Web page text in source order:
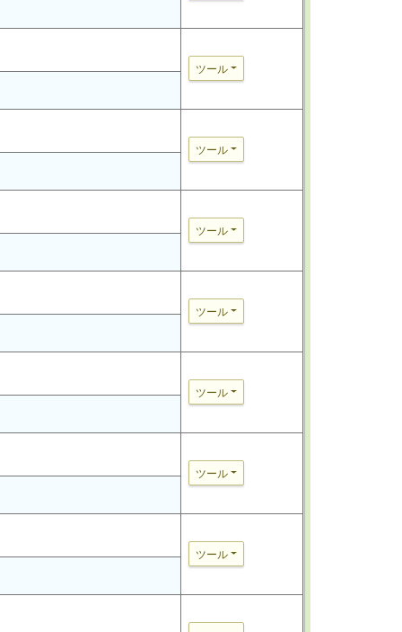
ツール
ツール
ツール
ツール
ツール
ツール
ツール